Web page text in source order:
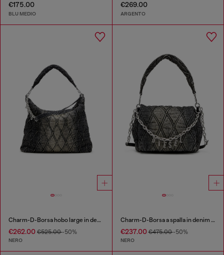
€175.00
BLU MEDIO
€269.00
ARGENTO
Charm-D-Borsa hobo large in denim trapuntato e trattato
€262.00 €525.00-50%
NERO
Charm-D-Borsa a spalla in denim trapuntato e trattato
€237.00€475.00-50%
NERO